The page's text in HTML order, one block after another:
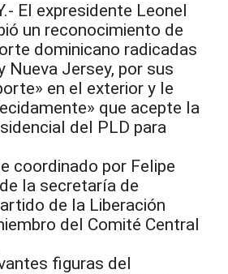
El expresidente Leonel
un reconocimiento de
dominicano radicadas
Nueva Jersey, por sus
en el exterior y le
que acepte la
del PLD para
coordinado por Felipe
la secretaría de
de la Liberación
del Comité Central
figuras del